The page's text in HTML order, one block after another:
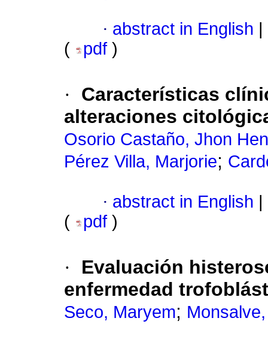
· abstract in English
(
pdf )
·
Características
alteraciones
Osorio Castaño, Jhon
Pérez Villa, Marjorie;
· abstract in English
(
pdf )
·
Evaluación
enfermedad
Seco, Maryem;